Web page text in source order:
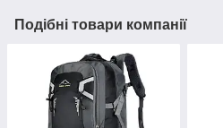
Подібні товари компанії